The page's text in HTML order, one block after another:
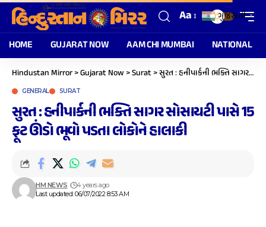
Aa
HOME GUJARAT NOW AAM CHI MUMBAI NATIONAL
Hindustan Mirror>Gujarat Now>Surat>સુરત : હનીપાર્કની ભક્તિ સાગર સોસાયટી પાસે 15 ફૂટ ઊંડો ભૂવો પડતા લોકોને હાલાકી
GENERAL SURAT
સુરત : હનીપાર્કની ભક્તિ સાગર સોસાયટી પાસે 15
ફૂટ ઊંડો ભૂવો પડતા લોકોને હાલાકી
Last updated: 06/07/2022 8:53 AM
HM NEWS 4 years ago
ગુજરાતી ▼